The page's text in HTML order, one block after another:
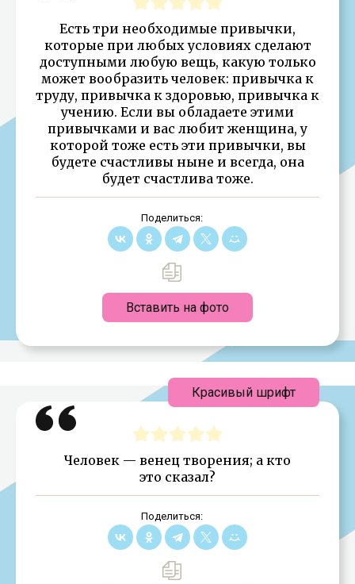
Есть три необходимые привычки,
которые при любых условиях сделают
доступными любую вещь, какую только
может вообразить человек: привычка к
труду, привычка к здоровью, привычка к
учению. Если вы обладаете этими
привычками и вас любит женщина, у
которой тоже есть эти привычки, вы
будете счастливы ныне и всегда, она
будет счастлива тоже.
Поделиться:
Вставить на фото
Человек — венец творения; а кто
это сказал?
Поделиться:
Красивый шрифт